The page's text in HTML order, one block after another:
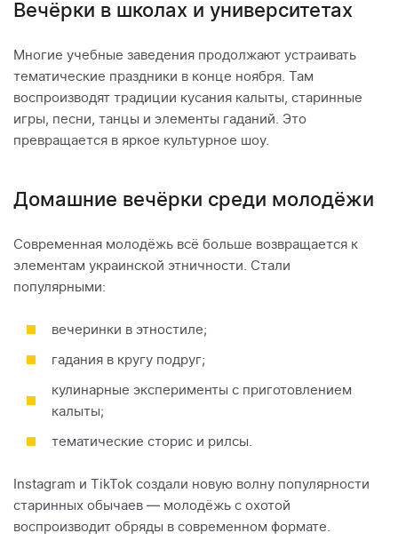
Вечёрки в школах и университетах
Многие учебные заведения продолжают устраивать
тематические праздники в конце ноября. Там
воспроизводят традиции кусания калыты, старинные
игры, песни, танцы и элементы гаданий. Это
превращается в яркое культурное шоу.
Домашние вечёрки среди молодёжи
Современная молодёжь всё больше возвращается к
элементам украинской этничности. Стали
популярными:
вечеринки в этностиле;
гадания в кругу подруг;
кулинарные эксперименты с приготовлением
калыты;
тематические сторис и рилсы.
Instagram и TikTok создали новую волну популярности
старинных обычаев — молодёжь с охотой
воспроизводит обряды в современном формате.